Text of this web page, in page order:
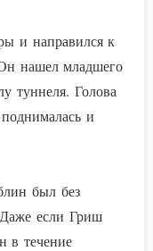
и направился к
нашел младшего
туннеля. Голова
и
был без
если Гриш
в течение